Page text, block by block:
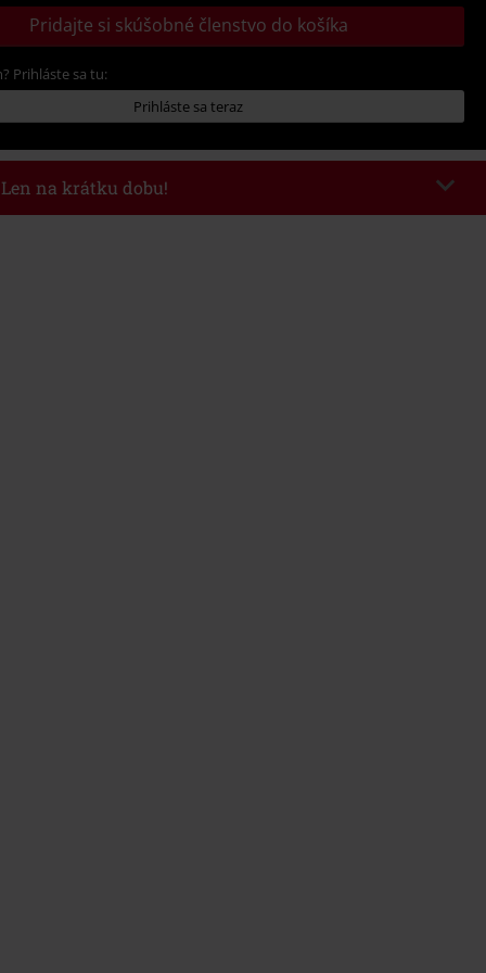
Pridajte si skúšobné členstvo do košíka
Prihláste sa tu:
Prihláste sa teraz
Len na krátku dobu!